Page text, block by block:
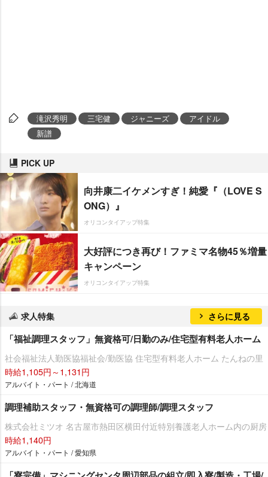
滝沢秀明 三宅健 ジャニーズ
アイドル
新譜
PICK UP
向井康二イケメンすぎ！純愛『（LOVE S
ONG）』
オリコンタイアップ特集
大好評につき再び！ファミマ名物45％増量
キャンペーン
オリコンタイアップ特集
求人特集 さらに見る
「福祉調理スタッフ」無資格可/日勤のみ/住宅型有料老人ホーム
社会福祉法人勤医協福祉会/勤医協 住宅型有料老人ホーム たんねの里
時給1,105円～1,131円
アルバイト・パート / 北海道
調理補助スタッフ・無資格可の調理師/調理スタッフ
株式会社ミツオ 名古屋市熱田区横田付近特別養護老人ホーム内の厨房
時給1,140円
アルバイト・パート / 愛知県